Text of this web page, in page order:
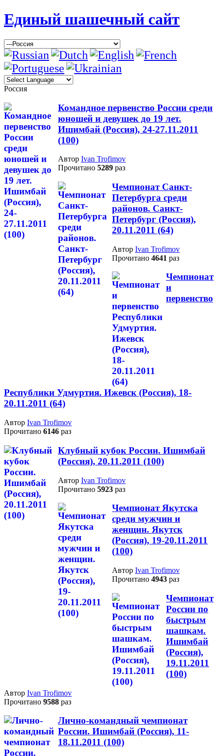
Единый шашечный сайт
Россия
Командное первенство России среди
юношей и девушек до 19 лет.
Ишимбай (Россия), 24-27.11.2011
(100)
Автор Ivan Trofimov
Прочитано 5289 раз
Чемпионат Санкт-
Петербурга среди
районов. Санкт-
Петербург (Россия),
20.11.2011 (64)
Автор Ivan Trofimov
Прочитано 4641 раз
Чемпионат
и
первенство
Республики Удмуртия. Ижевск (Россия), 18-
20.11.2011 (64)
Автор Ivan Trofimov
Прочитано 6146 раз
Клубный кубок России. Ишимбай
(Россия), 20.11.2011 (100)
Автор Ivan Trofimov
Прочитано 5923 раз
Чемпионат Якутска
среди мужчин и
женщин. Якутск
(Россия), 19-20.11.2011
(100)
Автор Ivan Trofimov
Прочитано 4943 раз
Чемпионат
России по
быстрым
шашкам.
Ишимбай
(Россия),
19.11.2011
(100)
Автор Ivan Trofimov
Прочитано 9588 раз
Лично-командный чемпионат
России. Ишимбай (Россия), 11-
18.11.2011 (100)